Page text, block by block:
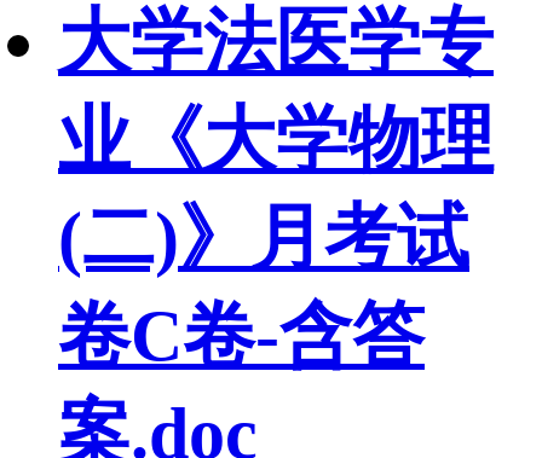
大学法医学专
业《大学物理
(二)》月考试
卷C卷-含答
案.doc